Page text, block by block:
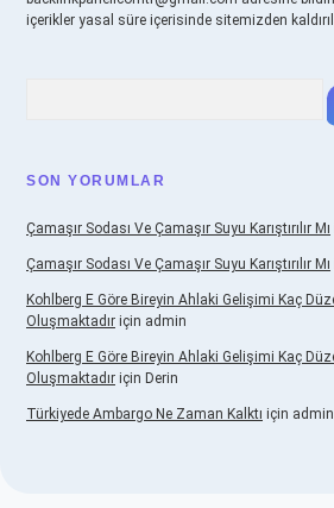
içerikler yasal süre içerisinde sitemizden
SON YORUMLAR
Çamaşır Sodası Ve Çamaşır Suyu Karıştırılır Mı
Çamaşır Sodası Ve Çamaşır Suyu Karıştırılır Mı
Kohlberg E Göre Bireyin Ahlaki Gelişimi Kaç
Oluşmaktadır için admin
Kohlberg E Göre Bireyin Ahlaki Gelişimi Kaç
Oluşmaktadır için Derin
Türkiyede Ambargo Ne Zaman Kalktı için admin